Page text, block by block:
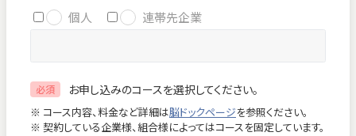
Close
個人 連帯先企業
必須 お申し込みのコースを選択してください。
※ コース内容、料金など詳細は脳ドックページを参照ください。
※ 契約している企業様、組合様によってはコースを固定しています。